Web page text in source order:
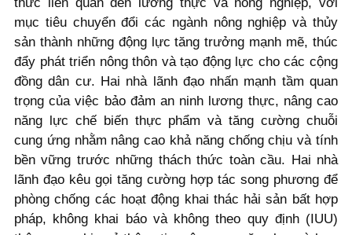
mục tiêu chuyển đổi các ngành nông nghiệp và thủy
sản thành những động lực tăng trưởng mạnh mẽ, thúc
đẩy phát triển nông thôn và tạo động lực cho các cộng
đồng dân cư. Hai nhà lãnh đạo nhấn mạnh tầm quan
trọng của việc bảo đảm an ninh lương thực, nâng cao
năng lực chế biến thực phẩm và tăng cường chuỗi
cung ứng nhằm nâng cao khả năng chống chịu và tính
bền vững trước những thách thức toàn cầu. Hai nhà
lãnh đạo kêu gọi tăng cường hợp tác song phương để
phòng chống các hoạt động khai thác hải sản bất hợp
pháp, không khai báo và không theo quy định (IUU)